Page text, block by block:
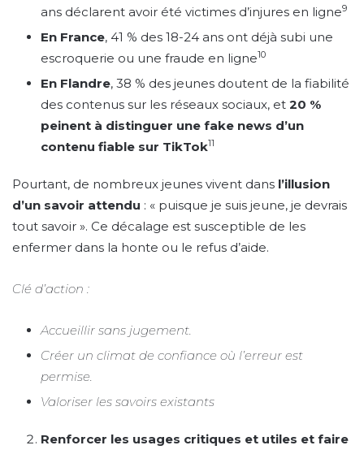
ans déclarent avoir été victimes d’injures en ligne9
En France, 41 % des 18-24 ans ont déjà subi une
escroquerie ou une fraude en ligne10
En Flandre, 38 % des jeunes doutent de la fiabilité
des contenus sur les réseaux sociaux, et 20 %
peinent à distinguer une fake news d’un
contenu fiable sur TikTok11
Pourtant, de nombreux jeunes vivent dans l’illusion
d’un savoir attendu : « puisque je suis jeune, je devrais
tout savoir ». Ce décalage est susceptible de les
enfermer dans la honte ou le refus d’aide.
Clé d’action :
Accueillir sans jugement.
Créer un climat de confiance où l’erreur est
permise.
Valoriser les savoirs existants
Renforcer les usages critiques et utiles et faire